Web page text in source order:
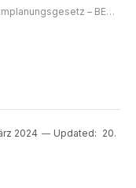
die Auswirkungen auf den Immobilienmarkt in der Schweiz
2024 Updated: 20.